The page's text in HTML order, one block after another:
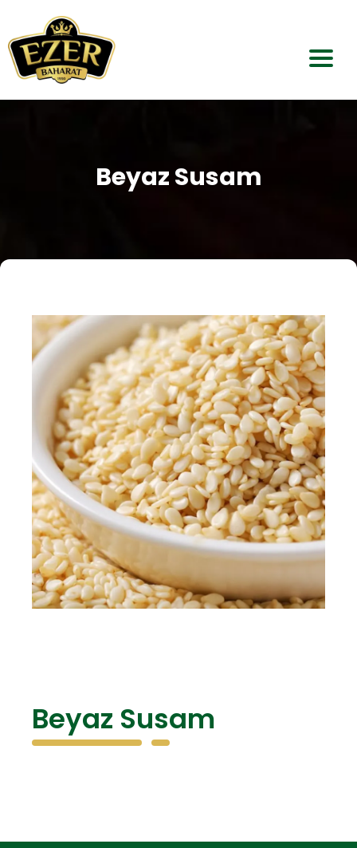
Anasayfa
Bayiliklerimiz
Bize Ulaşın
TR ENG
Teklif Formu
Beyaz Susam
Beyaz Susam